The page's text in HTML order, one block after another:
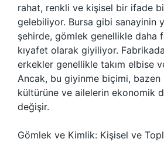
rahat, renkli ve kişisel bir ifade
gelebiliyor. Bursa gibi sanayinin
şehirde, gömlek genellikle daha
kıyafet olarak giyiliyor.
erkekler genellikle takım elbise
Ancak, bu giyinme biçimi, bazen
kültürüne ve ailelerin ekonomik
değişir.
Gömlek ve Kimlik: Kişisel ve